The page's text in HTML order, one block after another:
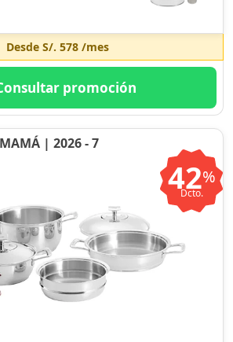
Desde S/. 578/mes
promoción
| 2026 - 7
42%
Dcto.